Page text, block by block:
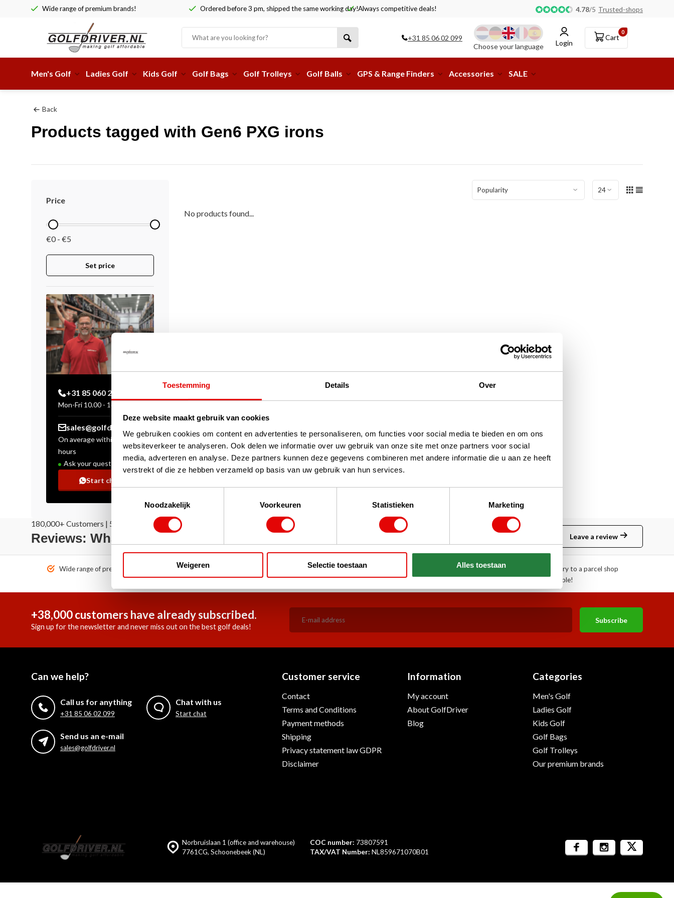
Toestemming Details Over
Deze website maakt gebruik van cookies
We gebruiken cookies om content en advertenties te personaliseren, om functies voor social media te bieden en om ons
websiteverkeer te analyseren. Ook delen we informatie over uw gebruik van onze site met onze partners voor social
media, adverteren en analyse. Deze partners kunnen deze gegevens combineren met andere informatie die u aan ze heeft
verstrekt of die ze hebben verzameld op basis van uw gebruik van hun services.
Toestemmingsselectie
Noodzakelijk
Voorkeuren Statistieken Marketing
Weigeren Selectie toestaan Alles toestaan
Wide range of premium brands! Ordered before 3 pm, shipped the same working day!Always competitive deals! Pick-up or delivery to a parcel shop available!
4.78/5 Trusted-shops
+31 85 06 02 099
Choose your language
Login
0
Cart
Men's Golf Ladies Golf Kids Golf Golf Bags Golf Trolleys Golf Balls GPS & Range Finders Accessories SALE
Back
Products tagged with Gen6 PXG irons
Price
€0 - €5
Set price
+31 85 060 20 99
Mon-Fri 10.00 - 16.00 hrs
sales@golfdriver.nl
On average within a few
hours
Ask your question!
Start chat
No products found...
180,000+ Customers | 5,000+ Reviews | Trusted Shops, TrustPilot, Google
Reviews: What our customers say Leave a review
Wide range of premium brands!
Ordered before 3 pm, shipped the same
working day!
Pick-up or delivery to a parcel shop
available!
+38,000 customers have already subscribed.
Sign up for the newsletter and never miss out on the best golf deals!
Subscribe
Can we help?
Call us for anything
+31 85 06 02 099
Chat with us
Start chat
Send us an e-mail
sales@golfdriver.nl
Customer service
Contact
Terms and Conditions
Payment methods
Shipping
Privacy statement law GDPR
Disclaimer
Information
My account
About GolfDriver
Blog
Categories
Men's Golf
Ladies Golf
Kids Golf
Golf Bags
Golf Trolleys
Our premium brands
Norbruislaan 1 (office and warehouse)
7761CG, Schoonebeek (NL)
COC number: 73807591
TAX/VAT Number: NL859671070B01